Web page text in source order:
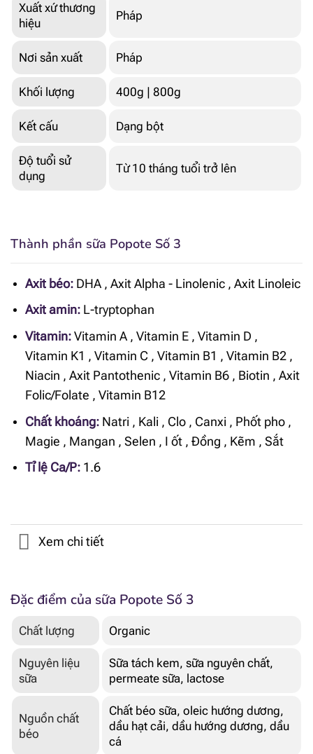
Xuất xứ thương
hiệu
Pháp
Nơi sản xuất Pháp
Khối lượng 400g | 800g
Kết cấu Dạng bột
Độ tuổi sử
dụng
Từ 10 tháng tuổi trở lên
Thành phần sữa Popote Số 3
Axit béo: DHA, Axit Alpha - Linolenic, Axit Linoleic
Axit amin: L-tryptophan
Vitamin: Vitamin A, Vitamin E, Vitamin D ,
Vitamin K1 , Vitamin C, Vitamin B1 , Vitamin B2,
Niacin , Axit Pantothenic, Vitamin B6, Biotin , Axit
Folic/Folate , Vitamin B12
Chất khoáng: Natri, Kali, Clo, Canxi, Phốt pho,
Magie , Mangan , Selen , I ốt, Đồng , Kẽm , Sắt
Tỉ lệ Ca/P:1.6
Xem chi tiết
Đặc điểm của sữa Popote Số 3
Chất lượng Organic
Nguyên liệu
sữa
Sữa tách kem, sữa nguyên chất,
permeate sữa, lactose
Nguồn chất
béo
Chất béo sữa, oleic hướng dương,
dầu hạt cải, dầu hướng dương, dầu
cá